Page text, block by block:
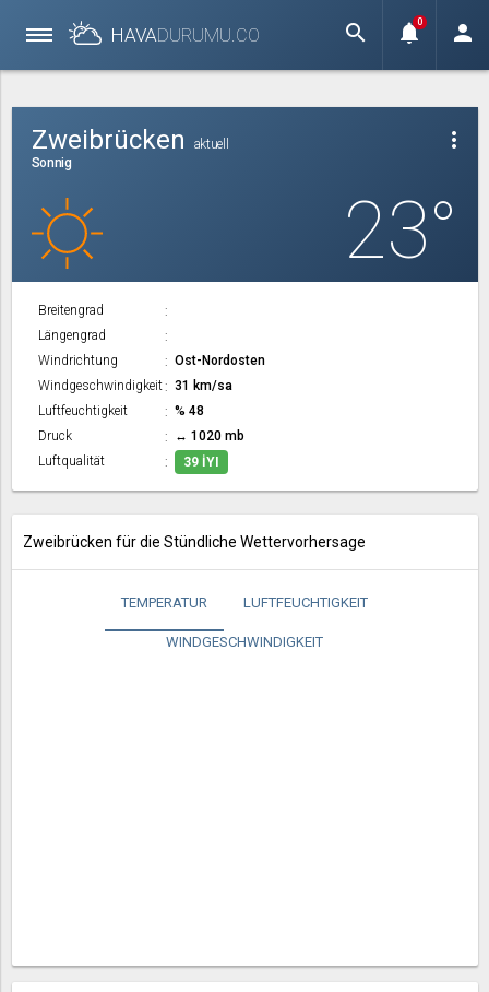
HAVADURUMU.CO search notifications
0 person
more_vert
Zweibrücken
aktuell
Sonnig
23°
Breitengrad
Längengrad
Windrichtung
Ost-Nordosten
Windgeschwindigkeit
31 km/sa
Luftfeuchtigkeit
% 48
Druck
↔ 1020 mb
Luftqualität
39 İYI
Zweibrücken für die Stündliche Wettervorhersage
TEMPERATUR LUFTFEUCHTIGKEIT
WINDGESCHWINDIGKEIT